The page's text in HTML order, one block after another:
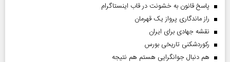
پاسخ قانون به خشونت در قاب اینستاگرام
راز ماندگاری پرواز یک قهرمان
نقشه جهادی برای ایران
رکوردشکنی تاریخی بورس
هم دنبال جوانگرایی هستم هم نتیجه